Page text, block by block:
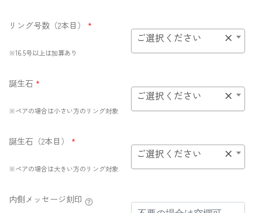
リング号数（2本目） *
※16.5号以上は加算あり
×
ご選択ください
誕生石 *
※ペアの場合は小さい方のリング対象
×
ご選択ください
誕生石（2本目） *
※ペアの場合は大きい方のリング対象
×
ご選択ください
内側メッセージ刻印